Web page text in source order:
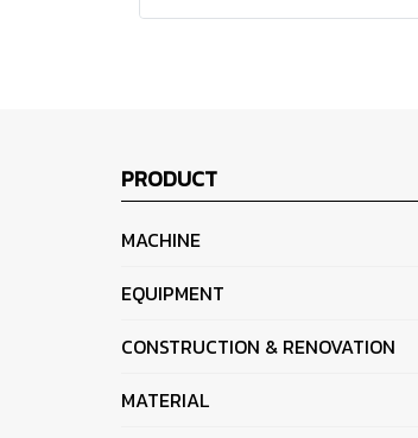
PRODUCT
MACHINE
EQUIPMENT
CONSTRUCTION & RENOVATION
MATERIAL